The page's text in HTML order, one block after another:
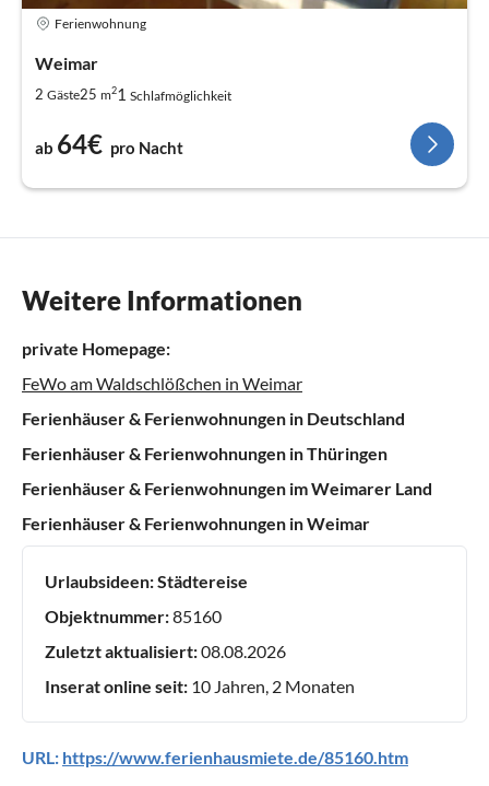
Ferienwohnung
Weimar
2 Gäste25 m21 Schlafmöglichkeit
ab 64€ pro Nacht
Weitere Informationen
private Homepage:
FeWo am Waldschlößchen in Weimar
Ferienhäuser & Ferienwohnungen in Deutschland
Ferienhäuser & Ferienwohnungen in Thüringen
Ferienhäuser & Ferienwohnungen im Weimarer Land
Ferienhäuser & Ferienwohnungen in Weimar
Urlaubsideen:Städtereise
Objektnummer:85160
Zuletzt aktualisiert:08.08.2026
Inserat online seit: 10 Jahren, 2 Monaten
URL: https://www.ferienhausmiete.de/85160.htm